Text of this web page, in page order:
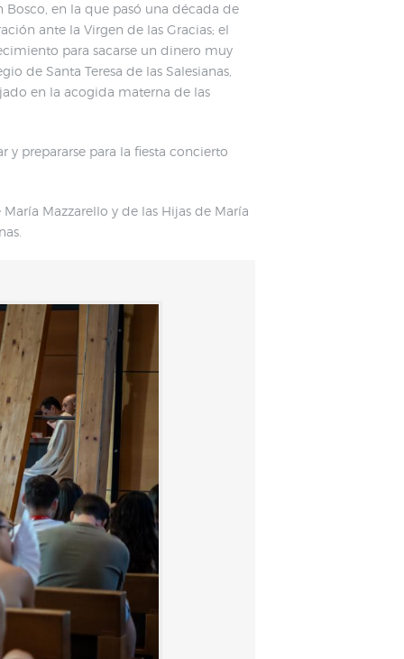
en la que pasó una década de
ante la Virgen de las Gracias; el
para sacarse un dinero muy
de Santa Teresa de las Salesianas,
en la acogida materna de las
y prepararse para la fiesta concierto
Mazzarello y de las Hijas de María